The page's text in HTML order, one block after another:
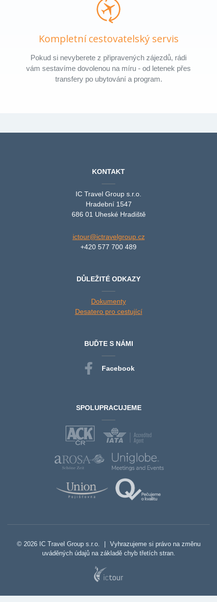
Kompletní cestovatelský servis
Pokud si nevyberete z připravených zájezdů, rádi
vám sestavíme dovolenou na míru - od letenek přes
transfery po ubytování a program.
KONTAKT
IC Travel Group s.r.o.
Hradební 1547
686 01 Uheské Hradiště
ictour@ictravelgroup.cz
+420 577 700 489
DŮLEŽITÉ ODKAZY
Dokumenty
Desatero pro cestující
BUĎTE S NÁMI
Facebook
SPOLUPRACUJEME
© 2026 IC Travel Group s.r.o.
Vyhrazujeme si právo na změnu
uváděných údajů na základě chyb třetích stran.